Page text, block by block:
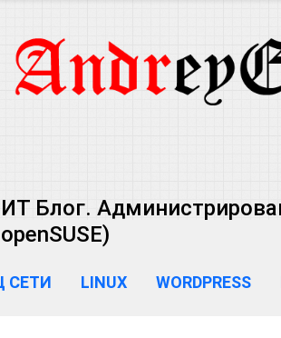
ИТ Блог.
openSUSE)
СЕТИ LINUX WORDPRESS